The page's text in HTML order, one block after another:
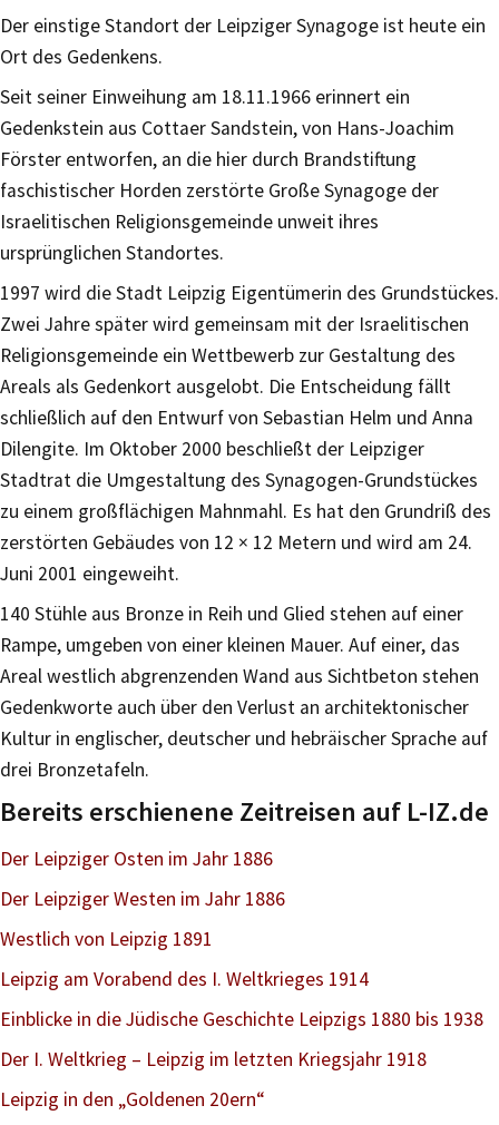
Der einstige Standort der Leipziger Synagoge ist heute ein
Ort des Gedenkens.
Seit seiner Einweihung am 18.11.1966 erinnert ein
Gedenkstein aus Cottaer Sandstein, von Hans-Joachim
Förster entworfen, an die hier durch Brandstiftung
faschistischer Horden zerstörte Große Synagoge der
Israelitischen Religionsgemeinde unweit ihres
ursprünglichen Standortes.
1997 wird die Stadt Leipzig Eigentümerin des Grundstückes.
Zwei Jahre später wird gemeinsam mit der Israelitischen
Religionsgemeinde ein Wettbewerb zur Gestaltung des
Areals als Gedenkort ausgelobt. Die Entscheidung fällt
schließlich auf den Entwurf von Sebastian Helm und Anna
Dilengite. Im Oktober 2000 beschließt der Leipziger
Stadtrat die Umgestaltung des Synagogen-Grundstückes
zu einem großflächigen Mahnmahl. Es hat den Grundriß des
zerstörten Gebäudes von 12 × 12 Metern und wird am 24.
Juni 2001 eingeweiht.
140 Stühle aus Bronze in Reih und Glied stehen auf einer
Rampe, umgeben von einer kleinen Mauer. Auf einer, das
Areal westlich abgrenzenden Wand aus Sichtbeton stehen
Gedenkworte auch über den Verlust an architektonischer
Kultur in englischer, deutscher und hebräischer Sprache auf
drei Bronzetafeln.
Bereits erschienene Zeitreisen auf L-IZ.de
Der Leipziger Osten im Jahr 1886
Der Leipziger Westen im Jahr 1886
Westlich von Leipzig 1891
Leipzig am Vorabend des I. Weltkrieges 1914
Einblicke in die Jüdische Geschichte Leipzigs 1880 bis 1938
Der I. Weltkrieg – Leipzig im letzten Kriegsjahr 1918
Leipzig in den „Goldenen 20ern“